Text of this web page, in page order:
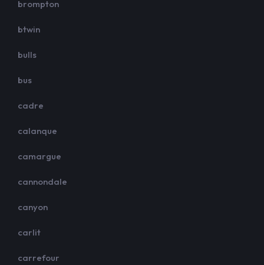
brompton
btwin
bulls
bus
cadre
calanque
camargue
cannondale
canyon
carlit
carrefour